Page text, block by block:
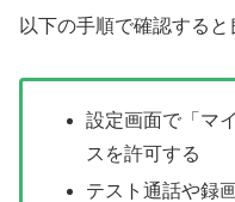
以下の手順で確認すると
設定画面で「マ
スを許可する
テスト通話や録